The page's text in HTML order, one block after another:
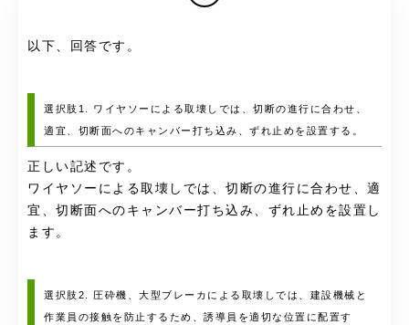
以下、回答です。
選択肢1. ワイヤソーによる取壊しでは、切断の進行に合わせ、
適宜、切断面へのキャンバー打ち込み、ずれ止めを設置する。
正しい記述です。
ワイヤソーによる取壊しでは、切断の進行に合わせ、適
宜、切断面へのキャンバー打ち込み、ずれ止めを設置し
ます。
選択肢2. 圧砕機、大型ブレーカによる取壊しでは、建設機械と
作業員の接触を防止するため、誘導員を適切な位置に配置す